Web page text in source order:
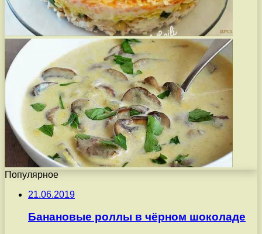
Популярное
21.06.2019
Банановые роллы в чёрном шоколаде